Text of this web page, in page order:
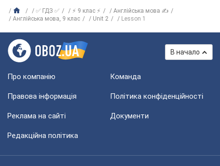
✅ ГДЗ ✅ ⚡ 9 клас ⚡
Англійська мова ✍
Англійська мова, 9 клас
Unit 2 Lesson 1
В начало
Про компанію Команда
Правова інформація Політика конфіденційності
Реклама на сайті Документи
Редакційна політика